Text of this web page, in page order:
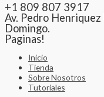
+1 809 807 3917
Av. Pedro
Domingo.
Paginas!
Inicio
Tienda
Sobre Nosotros
Tutoriales